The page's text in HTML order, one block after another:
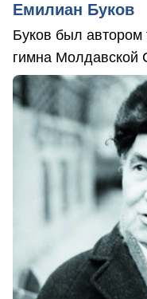
Емилиан Буков
Буков был автором
гимна Молдавской